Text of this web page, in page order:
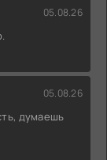
05.08.26
05.08.26
думаешь